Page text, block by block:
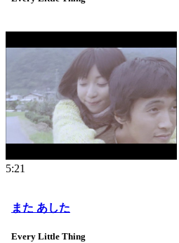
5:21
また あした
Every Little Thing